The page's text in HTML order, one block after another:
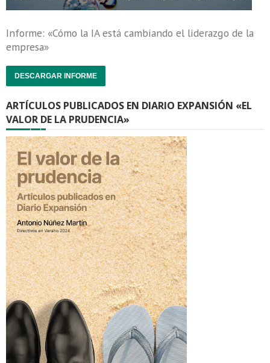
Informe: «Cómo la IA está cambiando el liderazgo de la
empresa»
DESCARGAR INFORME
ARTÍCULOS PUBLICADOS EN DIARIO EXPANSIÓN «EL
VALOR DE LA PRUDENCIA»